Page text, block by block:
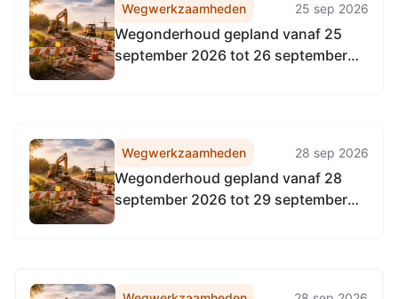
Wegwerkzaamheden 25 sep 2026
Wegonderhoud gepland vanaf 25
september 2026 tot 26 september
Wegwerkzaamheden 28 sep 2026
Wegonderhoud gepland vanaf 28
september 2026 tot 29 september